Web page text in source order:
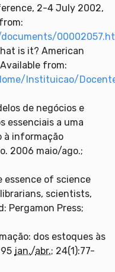
2-4 July 2002,
is it? American
from:
Instituicao/
de negócios e
essenciais a uma
à informação
2006 maio/ago.;
essence of science
scientists,
Pergamon Press;
dos estoques às
jan./abr.; 24(1):77-